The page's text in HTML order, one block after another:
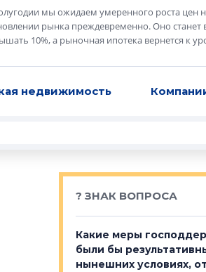
мы ожидаем умеренного роста цен
рынка преждевременно. Оно
10%, а рыночная ипотека вернется к
недвижимость
? ЗНАК ВОПРОСА
Какие меры
были бы
нынешних условиях,